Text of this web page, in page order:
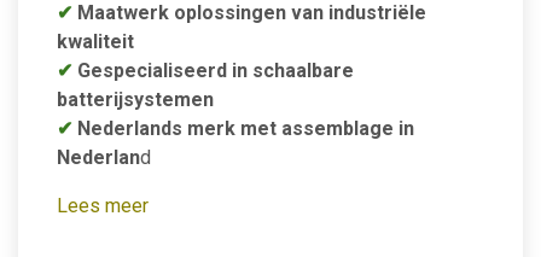
✔ Maatwerk oplossingen van industriële
kwaliteit
✔ Gespecialiseerd in schaalbare
batterijsystemen
✔ Nederlands merk met assemblage in
Nederland
Lees meer